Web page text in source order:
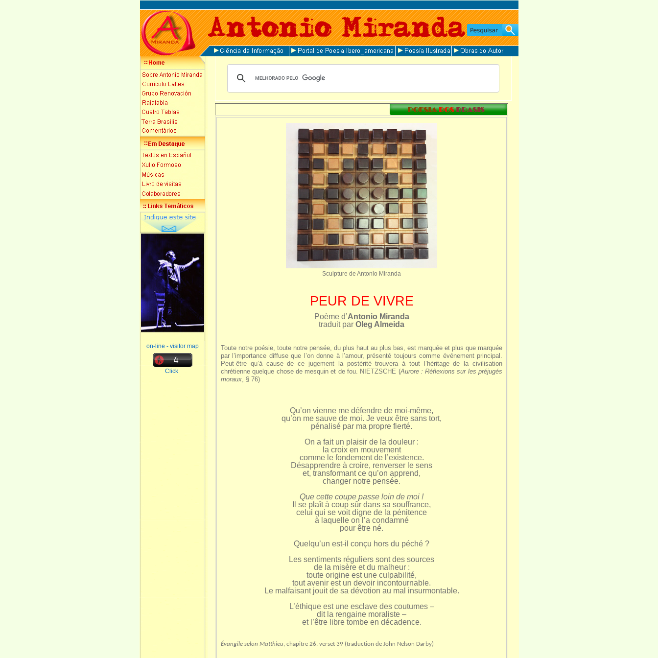
on-line - visitor map
Click
Sculpture de Antonio Miranda
PEUR DE VIVRE
Poème d’Antonio Miranda
traduit par Oleg Almeida
Toute notre poésie, toute notre pensée, du plus haut au plus bas, est marquée et plus que marquée
par l’importance diffuse que l’on donne à l’amour, présenté toujours comme événement principal.
Peut-être qu’à cause de ce jugement la postérité trouvera à tout l’héritage de la civilisation
chrétienne quelque chose de mesquin et de fou. NIETZSCHE (Aurore : Réflexions sur les préjugés
moraux, § 76)
Qu’on vienne me défendre de moi-même,
qu’on me sauve de moi. Je veux être sans tort,
pénalisé par ma propre fierté.
On a fait un plaisir de la douleur :
la croix en mouvement
comme le fondement de l’existence.
Désapprendre à croire, renverser le sens
et, transformant ce qu’on apprend,
changer notre pensée.
Que cette coupe passe loin de moi !
Il se plaît à coup sûr dans sa souffrance,
celui qui se voit digne de la pénitence
à laquelle on l’a condamné
pour être né.
Quelqu’un est-il conçu hors du péché ?
Les sentiments réguliers sont des sources
de la misère et du malheur :
toute origine est une culpabilité,
tout avenir est un devoir incontournable.
Le malfaisant jouit de sa dévotion au mal insurmontable.
L’éthique est une esclave des coutumes –
dit la rengaine moraliste –
et l’être libre tombe en décadence.
Évangile selon Matthieu, chapitre 26, verset 39 (traduction de John Nelson Darby)